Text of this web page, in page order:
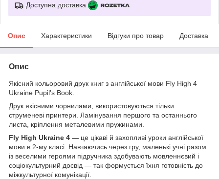
Доступна доставка
Опис Характеристики Відгуки про товар Доставка
Опис
Якісний кольоровий друк книг з англійської мови Fly High 4
Ukraine Pupil's Book.
Друк якісними чорнилами, використовуються тільки
струменеві принтери. Ламінування першого та останнього
листа, кріплення металевими пружинами.
Fly High Ukraine 4 — це цікаві й захопливі уроки англійської
мови в 2-му класі. Навчаючись через гру, маленькі учні разом
із веселими героями підручника здобувають мовленнєвий і
соціокультурний досвід — так формується їхня готовність до
міжкультурної комунікації.